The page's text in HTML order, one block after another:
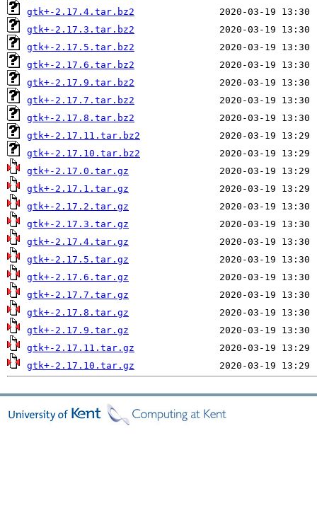
gtk+-2.17.4.tar.bz2
gtk+-2.17.3.tar.bz2
gtk+-2.17.5.tar.bz2
gtk+-2.17.6.tar.bz2
gtk+-2.17.9.tar.bz2
gtk+-2.17.7.tar.bz2
gtk+-2.17.8.tar.bz2
gtk+-2.17.11.tar.bz2
gtk+-2.17.10.tar.bz2
gtk+-2.17.0.tar.gz
gtk+-2.17.1.tar.gz
gtk+-2.17.2.tar.gz
gtk+-2.17.3.tar.gz
gtk+-2.17.4.tar.gz
gtk+-2.17.5.tar.gz
gtk+-2.17.6.tar.gz
gtk+-2.17.7.tar.gz
gtk+-2.17.8.tar.gz
gtk+-2.17.9.tar.gz
gtk+-2.17.11.tar.gz
gtk+-2.17.10.tar.gz